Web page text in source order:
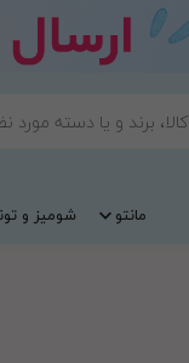
مانتو شومیز و